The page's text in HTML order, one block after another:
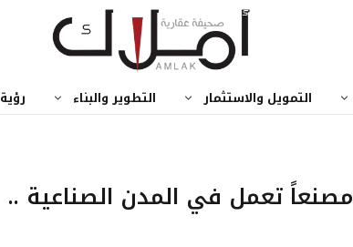
التمويل والاستثمار التطوير والبناء رؤية 2030
“مدن” : لدينا أكثر من ٥٦٠٠ مصنعاً تعمل في المدن الصناعية ..